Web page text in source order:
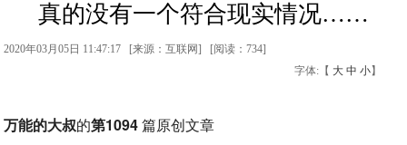
真的没有一个符合现实情况……
2020年03月05日 11:47:17 [来源：互联网] [阅读：734]
字体:【 大 中 小】
万能的大叔的第1094篇原创文章